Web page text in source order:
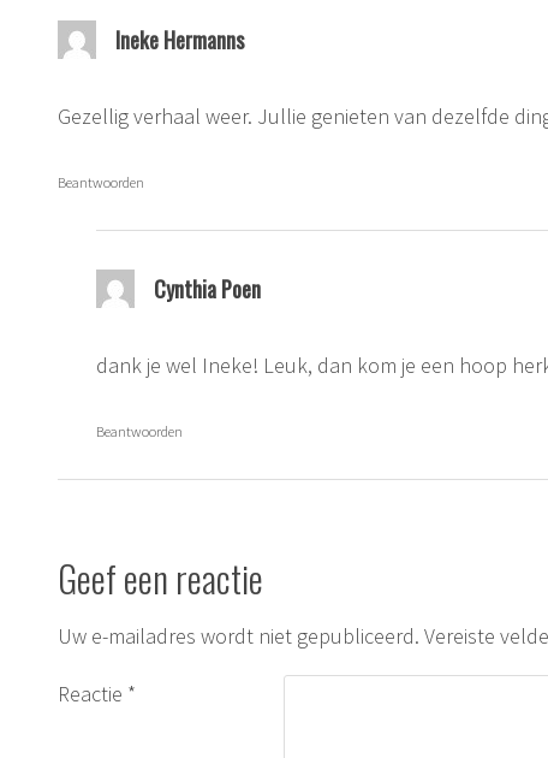
Ineke Hermanns
Gezellig verhaal weer. Jullie genieten van dezelfde
Beantwoorden
Cynthia Poen
dank je wel Ineke! Leuk, dan kom je een hoop
Beantwoorden
Geef een reactie
Uw e-mailadres wordt niet gepubliceerd. Vereiste
Reactie *